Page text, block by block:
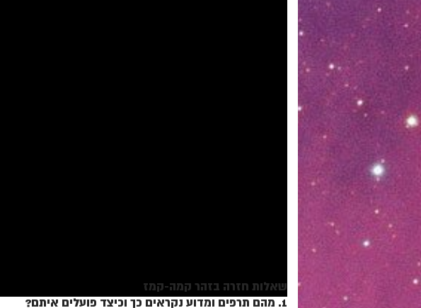
שאלות חזרה בזהר קמה-קמז
1. מהם תרפים ומדוע נקראים כך וכיצד פועלים איתם?